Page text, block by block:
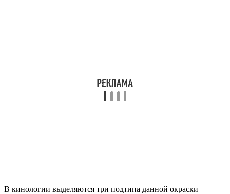
В кинологии выделяются три подтипа данной окраски —